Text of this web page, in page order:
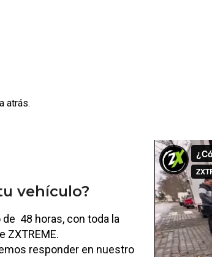
atrás.
vehículo?
48 horas, con toda la
ZXTREME.
responder en nuestro